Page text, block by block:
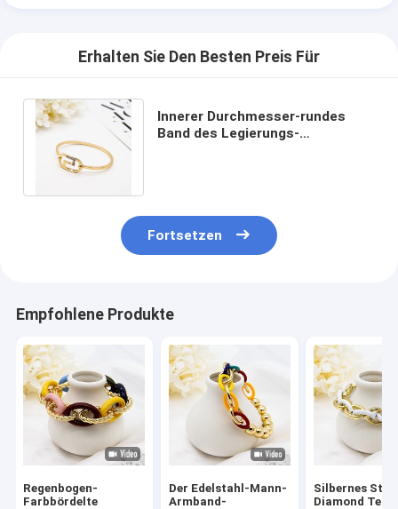
Erhalten Sie Den Besten Preis Für
Innerer Durchmesser-rundes
Band des Legierungs-
Fortsetzen
Empfohlene Produkte
Regenbogen-
Farbbördelte
Der Edelstahl-Mann-
Armband-
Silbernes
Diamond